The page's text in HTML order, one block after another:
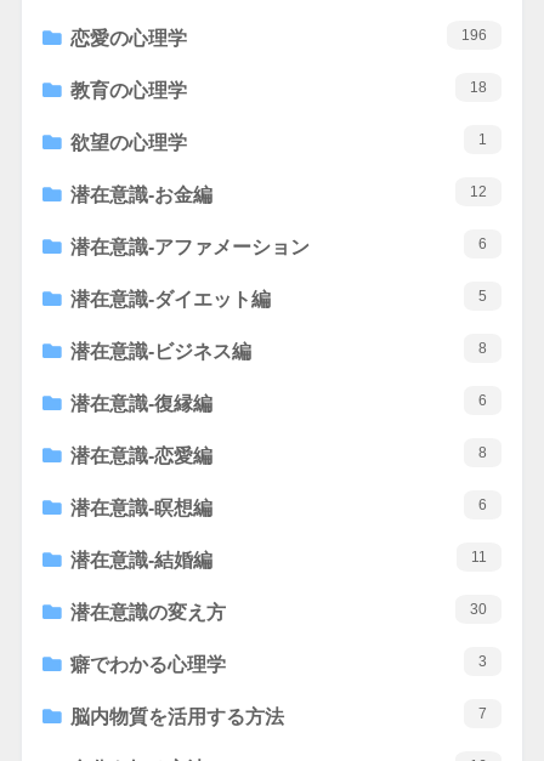
恋愛の心理学 196
教育の心理学 18
欲望の心理学 1
潜在意識-お金編 12
潜在意識-アファメーション 6
潜在意識-ダイエット編 5
潜在意識-ビジネス編 8
潜在意識-復縁編 6
潜在意識-恋愛編 8
潜在意識-瞑想編 6
潜在意識-結婚編 11
潜在意識の変え方 30
癖でわかる心理学 3
脳内物質を活用する方法 7